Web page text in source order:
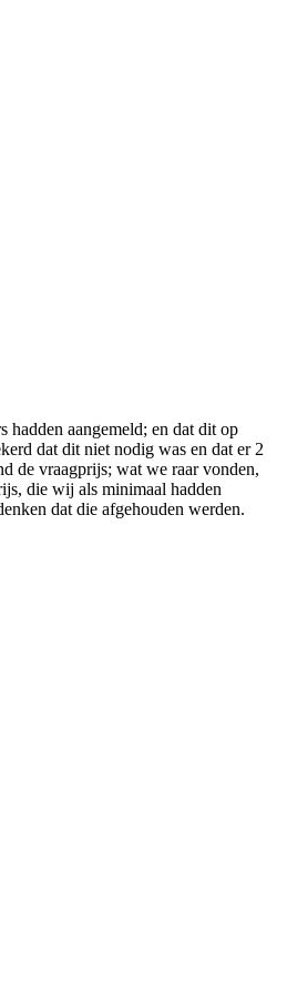
aangemeld; en dat dit op
dat dit niet nodig was en dat er 2
de vraagprijs; wat we raar vonden,
die wij als minimaal hadden
dat die afgehouden werden.